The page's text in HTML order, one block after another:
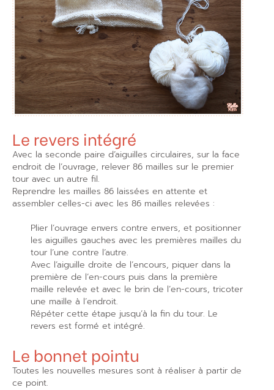
Le revers intégré
Avec la seconde paire d’aiguilles circulaires, sur la face
endroit de l’ouvrage, relever 86 mailles sur le premier
tour avec un autre fil.
Reprendre les mailles 86 laissées en attente et
assembler celles-ci avec les 86 mailles relevées :
Plier l’ouvrage envers contre envers, et positionner
les aiguilles gauches avec les premières mailles du
tour l’une contre l’autre.
Avec l’aiguille droite de l’encours, piquer dans la
première de l’en-cours puis dans la première
maille relevée et avec le brin de l’en-cours, tricoter
une maille à l’endroit.
Répéter cette étape jusqu’à la fin du tour. Le
revers est formé et intégré.
Le bonnet pointu
Toutes les nouvelles mesures sont à réaliser à partir de
ce point.